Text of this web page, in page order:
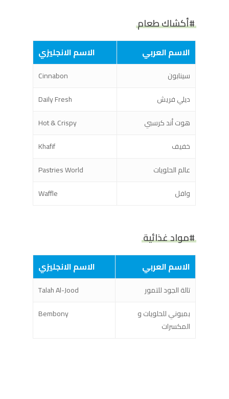
#أكشاك طعام
الاسم الانجليزي الاسم العربي
Cinnabon
سينابون
Daily Fresh
ديلي فريش
Hot & Crispy
هوت أند كرسبي
Khafif
خفيف
Pastries World
عالم الحلويات
Waffle
وافل
#مواد غذائية
الاسم الانجليزي الاسم العربي
Talah Al-Jood
تالة الجود للتمور
Bembony
بمبوني للحلويات و
المكسرات